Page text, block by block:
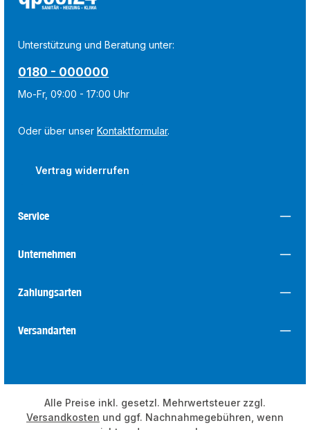
Unterstützung und Beratung unter:
0180 - 000000
Mo-Fr, 09:00 - 17:00 Uhr
Oder über unserKontaktformular.
Vertrag widerrufen
Service
Unternehmen
Zahlungsarten
Versandarten
Alle Preise inkl. gesetzl. Mehrwertsteuer zzgl.
Versandkosten und ggf. Nachnahmegebühren, wenn